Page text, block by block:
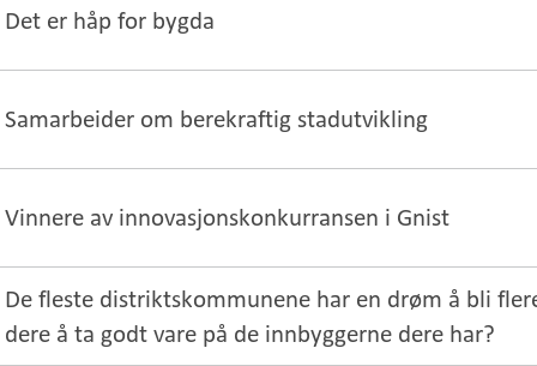
Det er håp for bygda
Samarbeider om berekraftig stadutvikling
Vinnere av innovasjonskonkurransen i Gnist
De fleste distriktskommunene har en drøm å bli
dere å ta godt vare på de innbyggerne dere har?